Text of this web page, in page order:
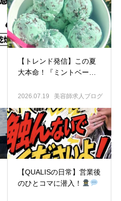
​【トレンド発信】この夏
大本命！『ミントベージ
ヤの秘密を大公開
2026.07.19 美容師求人ブログ
​【QUALISの日常】営業後
のひとコマに潜入！